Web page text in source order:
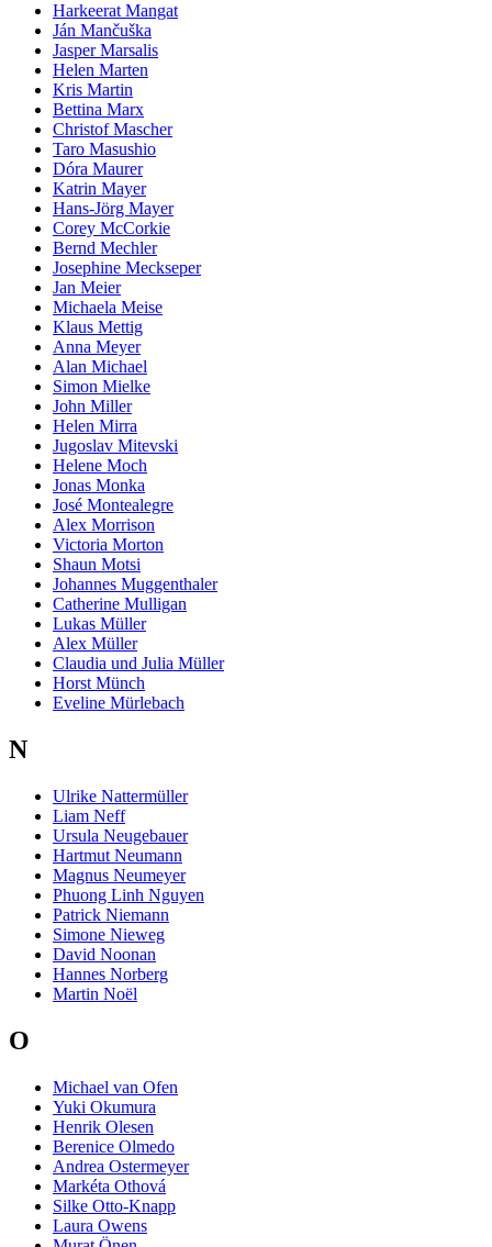
Harkeerat Mangat
Ján Mančuška
Jasper Marsalis
Helen Marten
Kris Martin
Bettina Marx
Christof Mascher
Taro Masushio
Dóra Maurer
Katrin Mayer
Hans-Jörg Mayer
Corey McCorkie
Bernd Mechler
Josephine Meckseper
Jan Meier
Michaela Meise
Klaus Mettig
Anna Meyer
Alan Michael
Simon Mielke
John Miller
Helen Mirra
Jugoslav Mitevski
Helene Moch
Jonas Monka
José Montealegre
Alex Morrison
Victoria Morton
Shaun Motsi
Johannes Muggenthaler
Catherine Mulligan
Lukas Müller
Alex Müller
Claudia und Julia Müller
Horst Münch
Eveline Mürlebach
N
Ulrike Nattermüller
Liam Neff
Ursula Neugebauer
Hartmut Neumann
Magnus Neumeyer
Phuong Linh Nguyen
Patrick Niemann
Simone Nieweg
David Noonan
Hannes Norberg
Martin Noël
O
Michael van Ofen
Yuki Okumura
Henrik Olesen
Berenice Olmedo
Andrea Ostermeyer
Markéta Othová
Silke Otto-Knapp
Laura Owens